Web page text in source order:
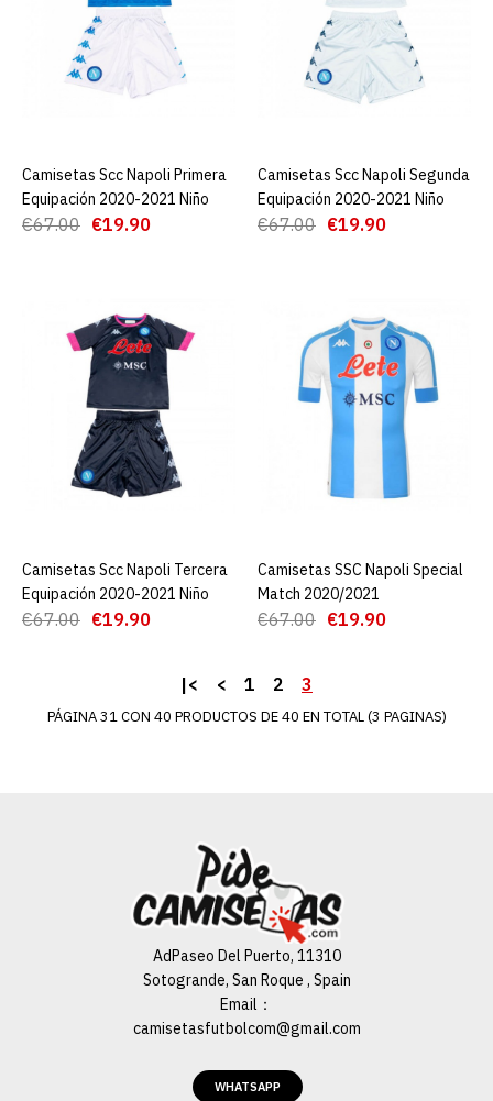
€19.90
AGREGAR AL CARRO
Camiseta Scc Napoli
€19.90
AGREGAR AL CARRO
ADD TO WISHLIST
Primera Equipación 2020-
2021 Niño
€67.00 €19.90
AGREGAR AL CARRO
Camisetas Scc Napoli
Segunda Equipación 2020-
2021 Niño
€67.00
AGREGAR AL CARRO
Camisetas Scc Napoli Primera
Equipación 2020-2021 Niño
€67.00 €19.90
AGREGAR AL CARRO
Camisetas Scc Napoli Segunda
Equipación 2020-2021 Niño
€67.00 €19.90
AGREGAR AL CARRO
Camisetas Scc Napoli Tercera
Equipación 2020-2021 Niño
€67.00 €19.90
AGREGAR AL CARRO
Camisetas SSC Napoli Special
Match 2020/2021
€67.00 €19.90
|< < 1 2 3
PÁGINA 31 CON 40 PRODUCTOS DE 40 EN TOTAL (3 PAGINAS)
AdPaseo Del Puerto, 11310
Sotogrande, San Roque , Spain
Email：
camisetasfutbolcom@gmail.com
WHATSAPP